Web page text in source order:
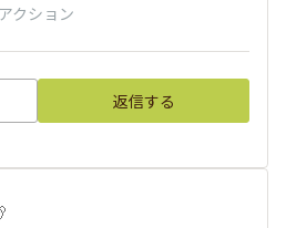
クション
返信する